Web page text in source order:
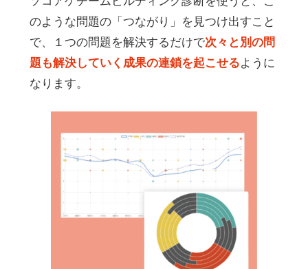
のような問題の「つながり」を見つけ出すこと
で、１つの問題を解決するだけで次々と別の問
題も解決していく成果の連鎖を起こせるように
なります。